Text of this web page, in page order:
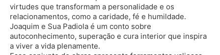
virtudes que transformam a personalidade e os
relacionamentos, como a caridade, fé e humildade.
Joaquim e Sua Padiola é um conto sobre
autoconhecimento, superação e cura interior que inspira
a viver a vida plenamente.